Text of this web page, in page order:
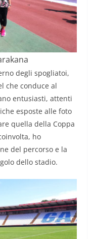
degli spogliatoi,
che conduce al
entusiasti, attenti
esposte alle foto
quella della Coppa
ho
del percorso e la
dello stadio.